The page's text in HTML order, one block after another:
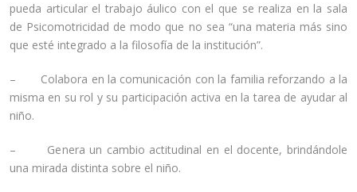
pueda articular el trabajo áulico con el que se realiza en la sala
de Psicomotricidad de modo que no sea “una materia más sino
que esté integrado a la filosofía de la institución”.
– Colabora en la comunicación con la familia reforzando a la
misma en su rol y su participación activa en la tarea de ayudar al
niño.
– Genera un cambio actitudinal en el docente, brindándole
una mirada distinta sobre el niño.